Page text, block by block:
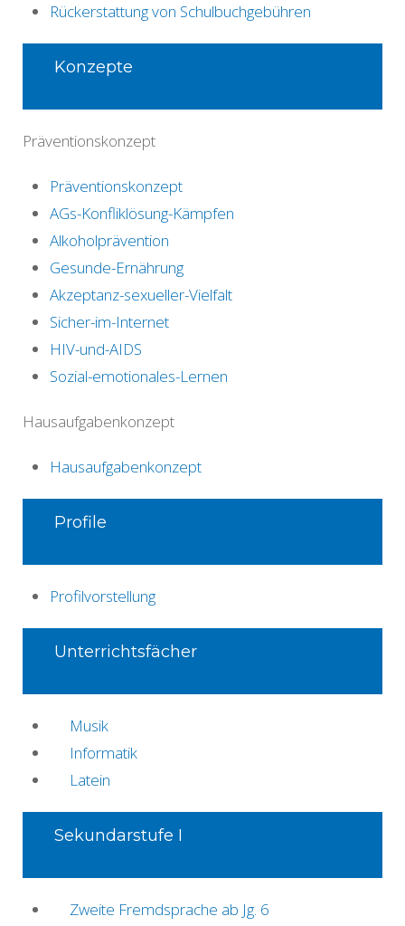
Rückerstattung von Schulbuchgebühren
Konzepte
Präventionskonzept
Präventionskonzept
AGs-Konfliklösung-Kämpfen
Alkoholprävention
Gesunde-Ernährung
Akzeptanz-sexueller-Vielfalt
Sicher-im-Internet
HIV-und-AIDS
Sozial-emotionales-Lernen
Hausaufgabenkonzept
Hausaufgabenkonzept
Profile
Profilvorstellung
Unterrichtsfächer
Musik
Informatik
Latein
Sekundarstufe I
Zweite Fremdsprache ab Jg. 6